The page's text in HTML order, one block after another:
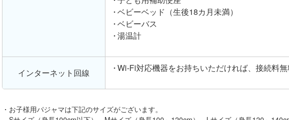
ベビーベッド（生後18カ月未満）
ベビーバス
湯温計
インターネット回線 Wi-Fi対応機器をお持ちいただければ、接続料無
お子様用パジャマは下記のサイズがございます。